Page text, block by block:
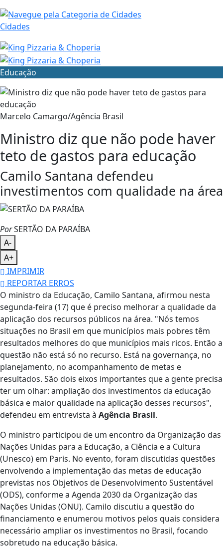
Cidades
Educação
Marcelo Camargo/Agência Brasil
Ministro diz que não pode haver
teto de gastos para educação
Camilo Santana defendeu
investimentos com qualidade na área
PorSERTÃO DA PARAÍBA
A-
A+
IMPRIMIR
REPORTAR ERROS
O ministro da Educação, Camilo Santana, afirmou nesta
segunda-feira (17) que é preciso melhorar a qualidade da
aplicação dos recursos públicos na área. "Nós temos
situações no Brasil em que municípios mais pobres têm
resultados melhores do que municípios mais ricos. Então a
questão não está só no recurso. Está na governança, no
planejamento, no acompanhamento de metas e
resultados. São dois eixos importantes que a gente precisa
ter um olhar: ampliação dos investimentos da educação
básica e maior qualidade na aplicação desses recursos",
defendeu em entrevista à Agência Brasil.
O ministro participou de um encontro da Organização das
Nações Unidas para a Educação, a Ciência e a Cultura
(Unesco) em Paris. No evento, foram discutidas questões
envolvendo a implementação das metas de educação
previstas nos Objetivos de Desenvolvimento Sustentável
(ODS), conforme a Agenda 2030 da Organização das
Nações Unidas (ONU). Camilo discutiu a questão do
financiamento e enumerou motivos pelos quais considera
necessário ampliar os investimentos no Brasil, focando
sobretudo na educação básica.